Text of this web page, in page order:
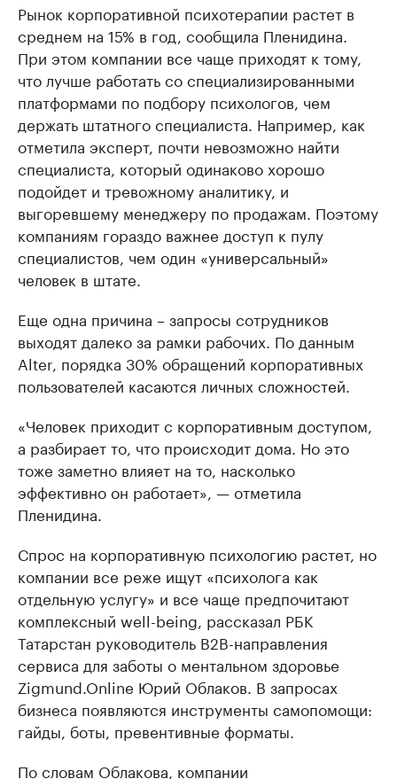
Рынок корпоративной психотерапии растет в
среднем на 15% в год, сообщила Пленидина.
При этом компании все чаще приходят к тому,
что лучше работать со специализированными
платформами по подбору психологов, чем
держать штатного специалиста. Например, как
отметила эксперт, почти невозможно найти
специалиста, который одинаково хорошо
подойдет и тревожному аналитику, и
выгоревшему менеджеру по продажам. Поэтому
компаниям гораздо важнее доступ к пулу
специалистов, чем один «универсальный»
человек в штате.
Еще одна причина – запросы сотрудников
выходят далеко за рамки рабочих. По данным
Alter, порядка 30% обращений корпоративных
пользователей касаются личных сложностей.
«Человек приходит с корпоративным доступом,
а разбирает то, что происходит дома. Но это
тоже заметно влияет на то, насколько
эффективно он работает», — отметила
Пленидина.
Спрос на корпоративную психологию растет, но
компании все реже ищут «психолога как
отдельную услугу» и все чаще предпочитают
комплексный well-being, рассказал РБК
Татарстан руководитель B2B-направления
сервиса для заботы о ментальном здоровье
Zigmund.Online Юрий Облаков. В запросах
бизнеса появляются инструменты самопомощи:
гайды, боты, превентивные форматы.
По словам Облакова, компании